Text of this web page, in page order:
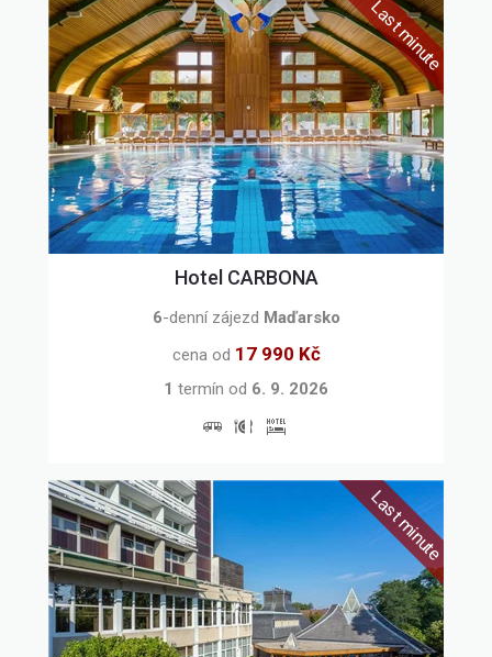
Hotel CARBONA
6-denní zájezd Maďarsko
cena od 17 990 Kč
1 termín od 6. 9. 2026